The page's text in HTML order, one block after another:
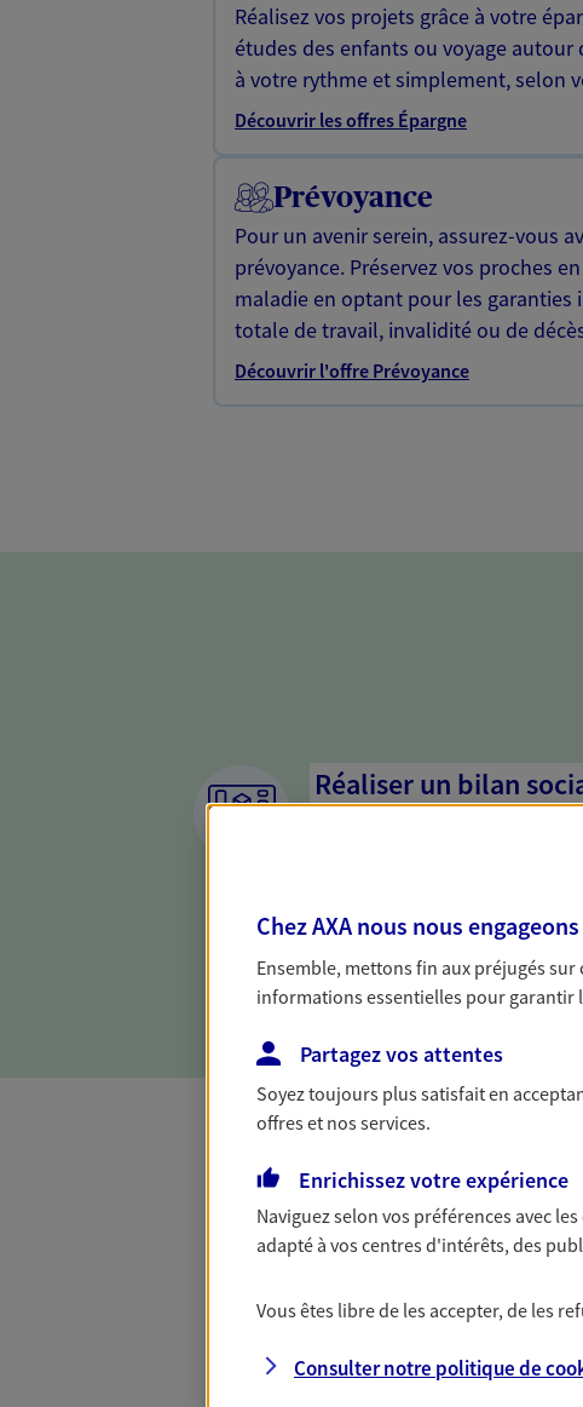
Réalisez vos projets grâce à votre
études des enfants ou voyage
à votre rythme et simplement, selon
Découvrir les offres Épargne
Prévoyance
Pour un avenir serein, assurez-vous
prévoyance. Préservez vos proches
maladie en optant pour les garanties
totale de travail, invalidité ou de
Découvrir l'offre Prévoyance
Réaliser un bilan
dresser un bilan complet de
solide pour vous formuler des
besoins.
Toutes nos
Chez AXA nous nous
Ensemble, mettons fin aux préjugés
informations essentielles pour garantir
Partagez vos attentes
Soyez toujours plus satisfait en
offres et nos services.
Enrichissez votre expérience
Naviguez selon vos préférences avec les
adapté à vos centres d'intérêts, des
Vous êtes libre de les accepter, de les
Consulter notre politique de